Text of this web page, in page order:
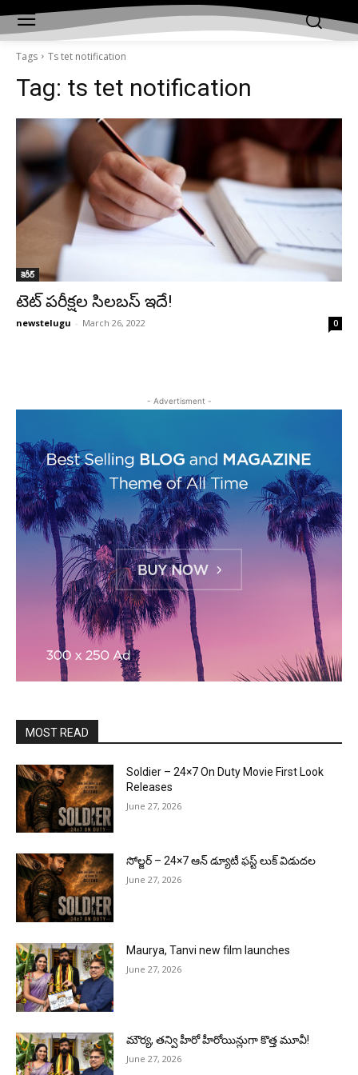
Tags Ts tet notification
Tag: ts tet notification
కెరీర్‌
టెట్‌ పరీక్షల సిలబస్‌ ఇదే!
newstelugu - March 26, 2022 0
- Advertisment -
MOST READ
Soldier – 24×7 On Duty Movie First Look
Releases
June 27, 2026
సోల్జర్ – 24×7 ఆన్ డ్యూటీ ఫస్ట్ లుక్ విడుదల
June 27, 2026
Maurya, Tanvi new film launches
June 27, 2026
మౌర్య‌, త‌న్వి హీరో హీరోయిన్లుగా కొత్త మూవీ!
June 27, 2026